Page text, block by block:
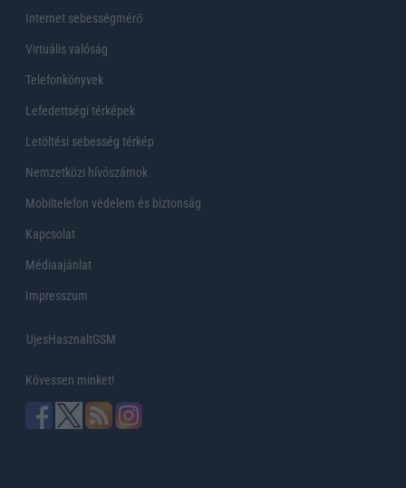
Internet sebességmérő
Virtuális valóság
Telefonkönyvek
Lefedettségi térképek
Letöltési sebesség térkép
Nemzetközi hívószámok
Mobiltelefon védelem és biztonság
Kapcsolat
Médiaajánlat
Impresszum
UjesHasznaltGSM
Kövessen minket!